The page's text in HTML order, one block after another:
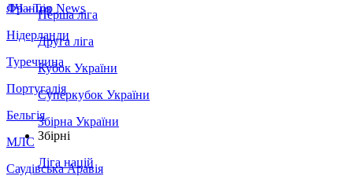
Франція
Нідерланди
Туреччина
Португалія
Бельгія
МЛС
Саудівська Аравія
ЛЧ - Top News
Перша ліга
Друга ліга
Кубок України
Суперкубок України
Збірна України
Збірні
Ліга націй